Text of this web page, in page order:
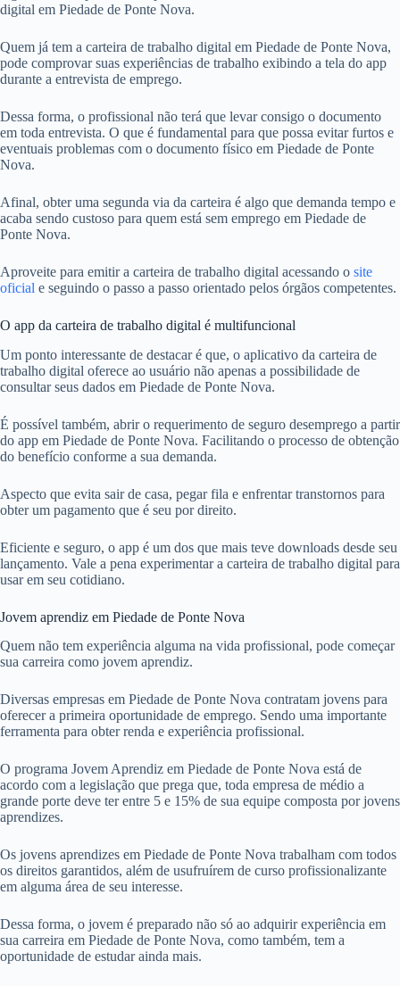
digital em Piedade de Ponte Nova.
Quem já tem a carteira de trabalho digital em Piedade de Ponte Nova,
pode comprovar suas experiências de trabalho exibindo a tela do app
durante a entrevista de emprego.
Dessa forma, o profissional não terá que levar consigo o documento
em toda entrevista. O que é fundamental para que possa evitar furtos e
eventuais problemas com o documento físico em Piedade de Ponte
Nova.
Afinal, obter uma segunda via da carteira é algo que demanda tempo e
acaba sendo custoso para quem está sem emprego em Piedade de
Ponte Nova.
Aproveite para emitir a carteira de trabalho digital acessando o site
oficial e seguindo o passo a passo orientado pelos órgãos competentes.
O app da carteira de trabalho digital é multifuncional
Um ponto interessante de destacar é que, o aplicativo da carteira de
trabalho digital oferece ao usuário não apenas a possibilidade de
consultar seus dados em Piedade de Ponte Nova.
É possível também, abrir o requerimento de seguro desemprego a partir
do app em Piedade de Ponte Nova. Facilitando o processo de obtenção
do benefício conforme a sua demanda.
Aspecto que evita sair de casa, pegar fila e enfrentar transtornos para
obter um pagamento que é seu por direito.
Eficiente e seguro, o app é um dos que mais teve downloads desde seu
lançamento. Vale a pena experimentar a carteira de trabalho digital para
usar em seu cotidiano.
Jovem aprendiz em Piedade de Ponte Nova
Quem não tem experiência alguma na vida profissional, pode começar
sua carreira como jovem aprendiz.
Diversas empresas em Piedade de Ponte Nova contratam jovens para
oferecer a primeira oportunidade de emprego. Sendo uma importante
ferramenta para obter renda e experiência profissional.
O programa Jovem Aprendiz em Piedade de Ponte Nova está de
acordo com a legislação que prega que, toda empresa de médio a
grande porte deve ter entre 5 e 15% de sua equipe composta por jovens
aprendizes.
Os jovens aprendizes em Piedade de Ponte Nova trabalham com todos
os direitos garantidos, além de usufruírem de curso profissionalizante
em alguma área de seu interesse.
Dessa forma, o jovem é preparado não só ao adquirir experiência em
sua carreira em Piedade de Ponte Nova, como também, tem a
oportunidade de estudar ainda mais.